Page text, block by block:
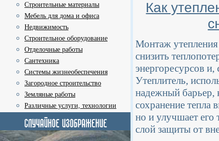
Строительные материалы
Мебель для дома и офиса
Недвижимость
Строительное оборудование
Отделочные работы
Сантехника
Системы жизнеобеспечения
Загородное строительство
Земляные работы
Различные услуги, технологии
Как
Монтаж утепления
снизить
энергоресурсов
Утеплитель,
надежный барьер,
сохранение тепла
но и улучшает его
слой защиты от